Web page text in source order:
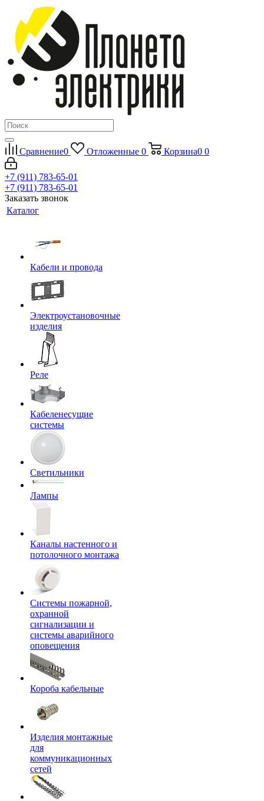
Сравнение0 Отложенные 0 Корзина0 0
+7 (911) 783-65-01
+7 (911) 783-65-01
Заказать звонок
Каталог
Кабели и провода
Электроустановочные
изделия
Реле
Кабеленесущие
системы
Светильники
Лампы
Каналы настенного и
потолочного монтажа
Системы пожарной,
охранной
сигнализации и
системы аварийного
оповещения
Короба кабельные
Изделия монтажные
для
коммуникационных
сетей